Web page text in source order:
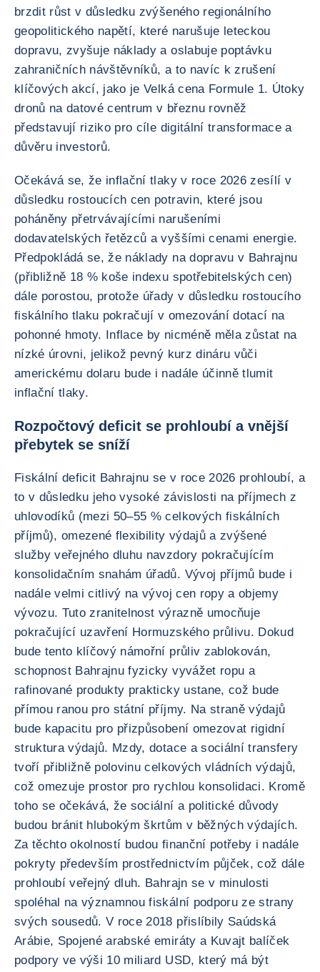
brzdit růst v důsledku zvýšeného regionálního
geopolitického napětí, které narušuje leteckou
dopravu, zvyšuje náklady a oslabuje poptávku
zahraničních návštěvníků, a to navíc k zrušení
klíčových akcí, jako je Velká cena Formule 1. Útoky
dronů na datové centrum v březnu rovněž
představují riziko pro cíle digitální transformace a
důvěru investorů.
Očekává se, že inflační tlaky v roce 2026 zesílí v
důsledku rostoucích cen potravin, které jsou
poháněny přetrvávajícími narušeními
dodavatelských řetězců a vyššími cenami energie.
Předpokládá se, že náklady na dopravu v Bahrajnu
(přibližně 18 % koše indexu spotřebitelských cen)
dále porostou, protože úřady v důsledku rostoucího
fiskálního tlaku pokračují v omezování dotací na
pohonné hmoty. Inflace by nicméně měla zůstat na
nízké úrovni, jelikož pevný kurz dináru vůči
americkému dolaru bude i nadále účinně tlumit
inflační tlaky.
Rozpočtový deficit se prohloubí a vnější
přebytek se sníží
Fiskální deficit Bahrajnu se v roce 2026 prohloubí, a
to v důsledku jeho vysoké závislosti na příjmech z
uhlovodíků (mezi 50–55 % celkových fiskálních
příjmů), omezené flexibility výdajů a zvýšené
služby veřejného dluhu navzdory pokračujícím
konsolidačním snahám úřadů. Vývoj příjmů bude i
nadále velmi citlivý na vývoj cen ropy a objemy
vývozu. Tuto zranitelnost výrazně umocňuje
pokračující uzavření Hormuzského průlivu. Dokud
bude tento klíčový námořní průliv zablokován,
schopnost Bahrajnu fyzicky vyvážet ropu a
rafinované produkty prakticky ustane, což bude
přímou ranou pro státní příjmy. Na straně výdajů
bude kapacitu pro přizpůsobení omezovat rigidní
struktura výdajů. Mzdy, dotace a sociální transfery
tvoří přibližně polovinu celkových vládních výdajů,
což omezuje prostor pro rychlou konsolidaci. Kromě
toho se očekává, že sociální a politické důvody
budou bránit hlubokým škrtům v běžných výdajích.
Za těchto okolností budou finanční potřeby i nadále
pokryty především prostřednictvím půjček, což dále
prohloubí veřejný dluh. Bahrajn se v minulosti
spoléhal na významnou fiskální podporu ze strany
svých sousedů. V roce 2018 přislíbily Saúdská
Arábie, Spojené arabské emiráty a Kuvajt balíček
podpory ve výši 10 miliard USD, který má být